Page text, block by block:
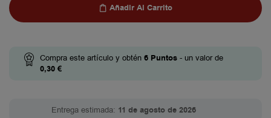
Añadir Al Carrito
Compra este artículo y obtén 6 Puntos - un valor de
0,30 €
Entrega estimada: 11 de agosto de 2026